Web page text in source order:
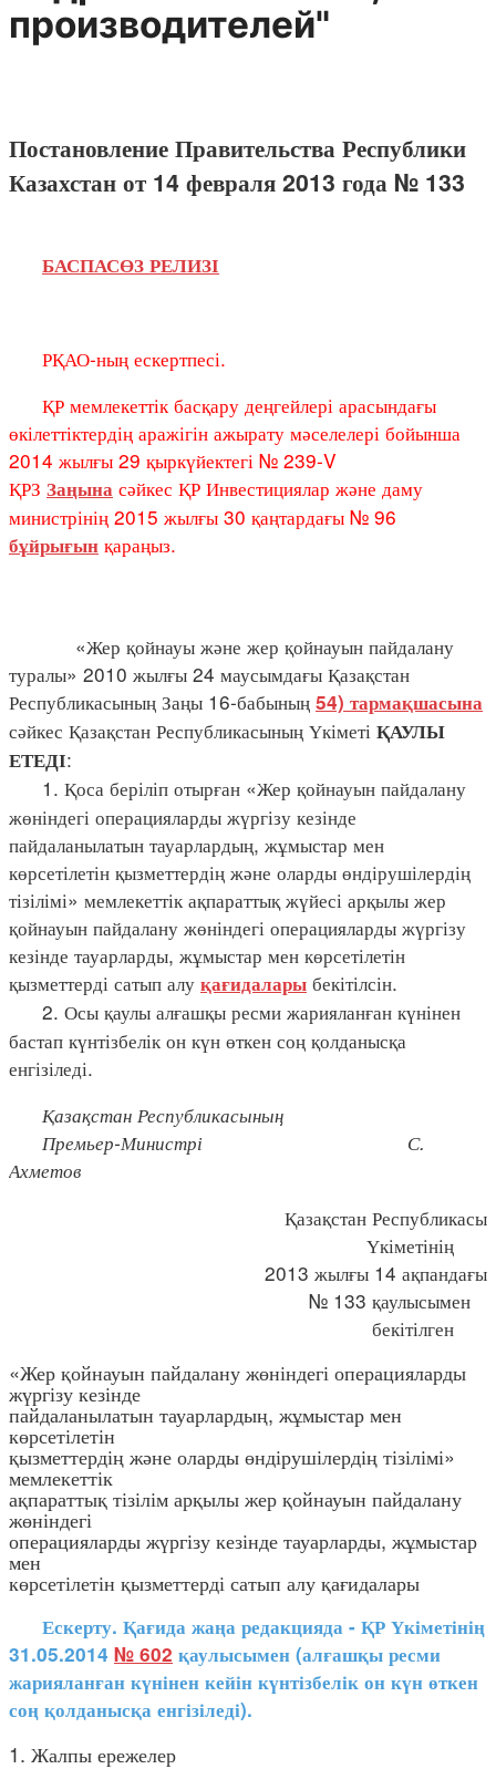
производителей"
Постановление Правительства Республики
Казахстан от 14 февраля 2013 года № 133
БАСПАСӨЗ РЕЛИЗІ
РҚАО-ның ескертпесі.
ҚР мемлекеттік басқару деңгейлері арасындағы
өкілеттіктердің аражігін ажырату мәселелері бойынша
2014 жылғы 29 қыркүйектегі № 239-V
ҚРЗ Заңына сәйкес ҚР Инвестициялар және даму
министрінің 2015 жылғы 30 қаңтардағы № 96
бұйрығын қараңыз.
«Жер қойнауы және жер қойнауын пайдалану
туралы» 2010 жылғы 24 маусымдағы Қазақстан
Республикасының Заңы 16-бабының 54) тармақшасына
сәйкес Қазақстан Республикасының Үкіметі ҚАУЛЫ
ЕТЕДІ:
1. Қоса беріліп отырған «Жер қойнауын пайдалану
жөніндегі операцияларды жүргізу кезінде
пайдаланылатын тауарлардың, жұмыстар мен
көрсетілетін қызметтердің және оларды өндірушілердің
тізілімі» мемлекеттік ақпараттық жүйесі арқылы жер
қойнауын пайдалану жөніндегі операцияларды жүргізу
кезінде тауарларды, жұмыстар мен көрсетілетін
қызметтерді сатып алу қағидалары бекітілсін.
2. Осы қаулы алғашқы ресми жарияланған күнінен
бастап күнтізбелік он күн өткен соң қолданысқа
енгізіледі.
Қазақстан Республикасының
Премьер-Министрі С.
Ахметов
Қазақстан Республикасы
Үкіметінің
2013 жылғы 14 ақпандағы
№ 133 қаулысымен
бекітілген
«Жер қойнауын пайдалану жөніндегі операцияларды
жүргізу кезінде
пайдаланылатын тауарлардың, жұмыстар мен
көрсетілетін
қызметтердің және оларды өндірушілердің тізілімі»
мемлекеттік
ақпараттық тізілім арқылы жер қойнауын пайдалану
жөніндегі
операцияларды жүргізу кезінде тауарларды, жұмыстар
мен
көрсетілетін қызметтерді сатып алу қағидалары
Ескерту. Қағида жаңа редакцияда - ҚР Үкіметінің
31.05.2014 № 602 қаулысымен (алғашқы ресми
жарияланған күнінен кейін күнтізбелік он күн өткен
соң қолданысқа енгізіледі).
1. Жалпы ережелер